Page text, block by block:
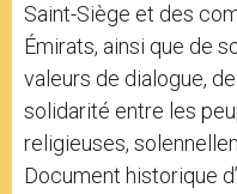
Saint-Siège et des
Émirats, ainsi que de
valeurs de dialogue,
solidarité entre les
religieuses,
Document historique